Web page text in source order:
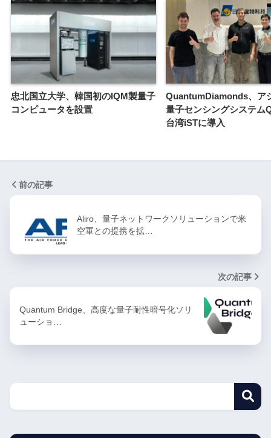
忠北国立大学、韓国初のIQM製量子
コンピュータを設置
QuantumDiamonds、ア
量子センシングシステム
台湾iSTに導入
前の記事
Aliro、量子ネットワークソリューションで米
空軍との提携を拡…
次の記事
Quantum Bridge、高度な量子耐性暗号化ソリ
ューショ…